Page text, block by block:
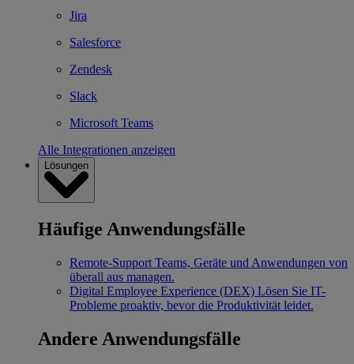
Jira
Salesforce
Zendesk
Slack
Microsoft Teams
Alle Integrationen anzeigen
Lösungen
Häufige Anwendungsfälle
Remote-Support Teams, Geräte und Anwendungen von
überall aus managen.
Digital Employee Experience (DEX) Lösen Sie IT-
Probleme proaktiv, bevor die Produktivität leidet.
Andere Anwendungsfälle